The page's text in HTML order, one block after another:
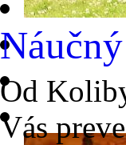
Od
Vás